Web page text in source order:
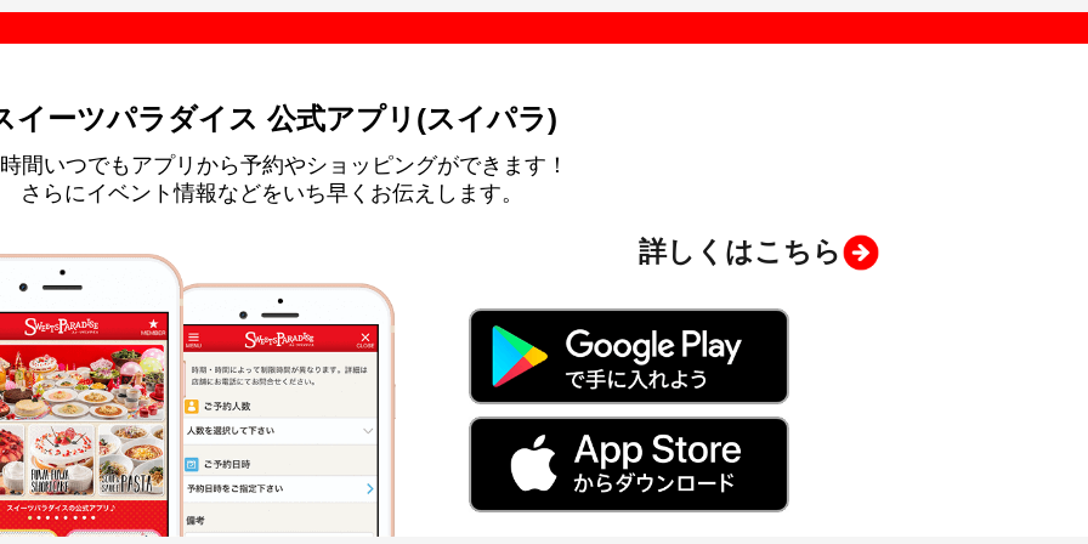
イーツパラダイス 公式アプリ(スイパラ)
間いつでもアプリから予約やショッピングができます！
さらにイベント情報などをいち早くお伝えします。
詳しくはこちら